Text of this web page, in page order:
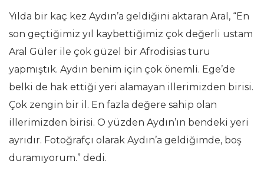
Yılda bir kaç kez Aydın’a geldiğini aktaran Aral, “En
son geçtiğimiz yıl kaybettiğimiz çok değerli ustam
Aral Güler ile çok güzel bir Afrodisias turu
yapmıştık. Aydın benim için çok önemli. Ege’de
belki de hak ettiği yeri alamayan illerimizden birisi.
Çok zengin bir il. En fazla değere sahip olan
illerimizden birisi. O yüzden Aydın’ın bendeki yeri
ayrıdır. Fotoğrafçı olarak Aydın’a geldiğimde, boş
duramıyorum.” dedi.